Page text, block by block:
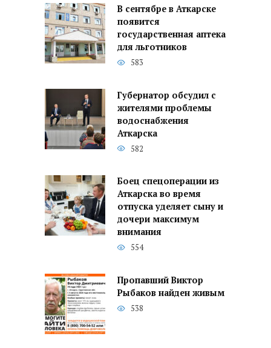
В сентябре в Аткарске
появится
государственная аптека
для льготников
583
Губернатор обсудил с
жителями проблемы
водоснабжения
Аткарска
582
Боец спецоперации из
Аткарска во время
отпуска уделяет сыну и
дочери максимум
внимания
554
Пропавший Виктор
Рыбаков найден живым
538